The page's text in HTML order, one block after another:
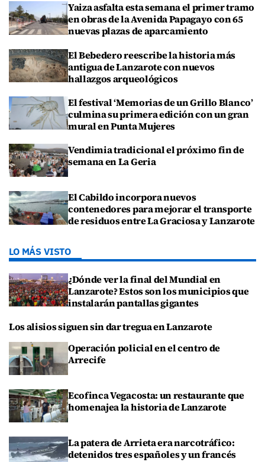
Yaiza asfalta esta semana el primer tramo
en obras de la Avenida Papagayo con 65
nuevas plazas de aparcamiento
El Bebedero reescribe la historia más
antigua de Lanzarote con nuevos
hallazgos arqueológicos
El festival ‘Memorias de un Grillo Blanco’
culmina su primera edición con un gran
mural en Punta Mujeres
Vendimia tradicional el próximo fin de
semana en La Geria
El Cabildo incorpora nuevos
contenedores para mejorar el transporte
de residuos entre La Graciosa y Lanzarote
LO MÁS VISTO
¿Dónde ver la final del Mundial en
Lanzarote? Estos son los municipios que
instalarán pantallas gigantes
Los alisios siguen sin dar tregua en Lanzarote
Operación policial en el centro de
Arrecife
Ecofinca Vegacosta: un restaurante que
homenajea la historia de Lanzarote
La patera de Arrieta era narcotráfico:
detenidos tres españoles y un francés